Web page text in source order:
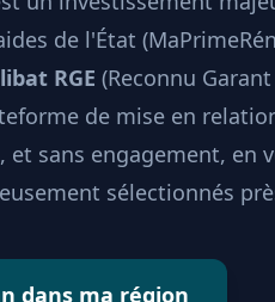
de l'État
RGE (Reconnu
de mise en
sans engagement, en
sélectionnés
dans ma région